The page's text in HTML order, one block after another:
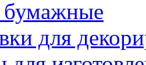
для